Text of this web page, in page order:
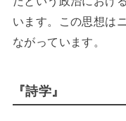
います。この思想は
ながっています。
『詩学』